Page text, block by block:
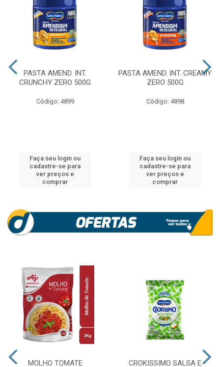
PASTA AMEND. INT.
CRUNCHY ZERO 500G
Código: 4899
Faça seu login ou
cadastre-se para
ver preços e
comprar
PASTA AMEND. INT. CREAMY
ZERO 500G
Código: 4898
Faça seu login ou
cadastre-se para
ver preços e
comprar
MOLHO TOMATE
CROKISSIMO SALSA E